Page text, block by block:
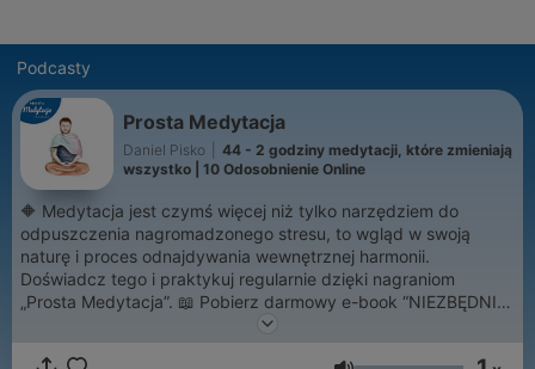
Podcasty
Prosta Medytacja
Daniel Pisko
44 - 2 godziny medytacji, które zmieniają
wszystko | 10 Odosobnienie Online
🔶 Medytacja jest czymś więcej niż tylko narzędziem do
odpuszczenia nagromadzonego stresu, to wgląd w swoją
naturę i proces odnajdywania wewnętrznej harmonii.
Doświadcz tego i praktykuj regularnie dzięki nagraniom
„Prosta Medytacja”. 📖 Pobierz darmowy e-book “NIEZBĘDNIK
MEDYTACJI” na https://wolnyduch.pl/niezbednik-medytacji/ 🌝